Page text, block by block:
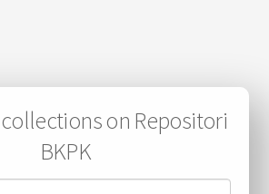
on Repositori
BKPK